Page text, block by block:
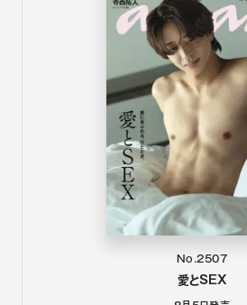
No.2507
愛とSEX